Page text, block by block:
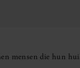
mensen die hun